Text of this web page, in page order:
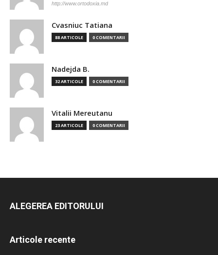
http://www.ortodoxia.md
Cvasniuc Tatiana
88 ARTICOLE 0 COMENTARII
Nadejda B.
32 ARTICOLE 0 COMENTARII
Vitalii Mereutanu
23 ARTICOLE 0 COMENTARII
ALEGEREA EDITORULUI
Articole recente